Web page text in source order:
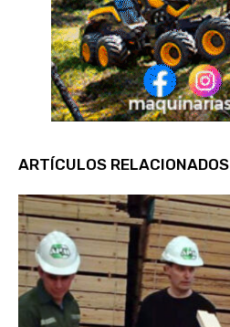
ARTÍCULOS RELACIONADOS